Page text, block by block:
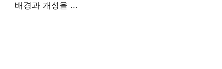
배경과 개성을 ...